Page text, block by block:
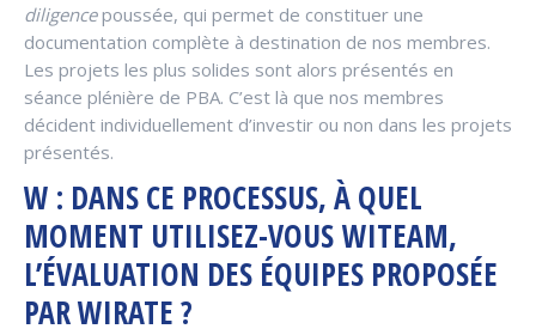
diligencepoussée, qui permet de constituer une
documentation complète à destination de nos membres.
Les projets les plus solides sont alors présentés en
séance plénière de PBA. C’est là que nos membres
décident individuellement d’investir ou non dans les projets
présentés.
W : DANS CE PROCESSUS, À QUEL
MOMENT UTILISEZ-VOUS WITEAM,
L’ÉVALUATION DES ÉQUIPES PROPOSÉE
PAR WIRATE ?